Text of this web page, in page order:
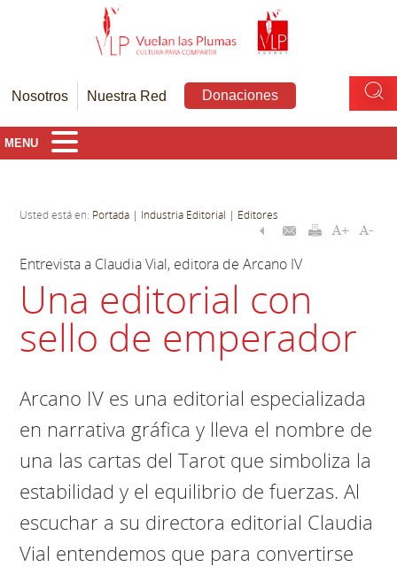
Nosotros Nuestra Red Donaciones
MENU
Usted está en: Portada | Industria Editorial | Editores
Entrevista a Claudia Vial, editora de Arcano IV
Una editorial con
sello de emperador
Arcano IV es una editorial especializada
en narrativa gráfica y lleva el nombre de
una las cartas del Tarot que simboliza la
estabilidad y el equilibrio de fuerzas. Al
escuchar a su directora editorial Claudia
Vial entendemos que para convertirse